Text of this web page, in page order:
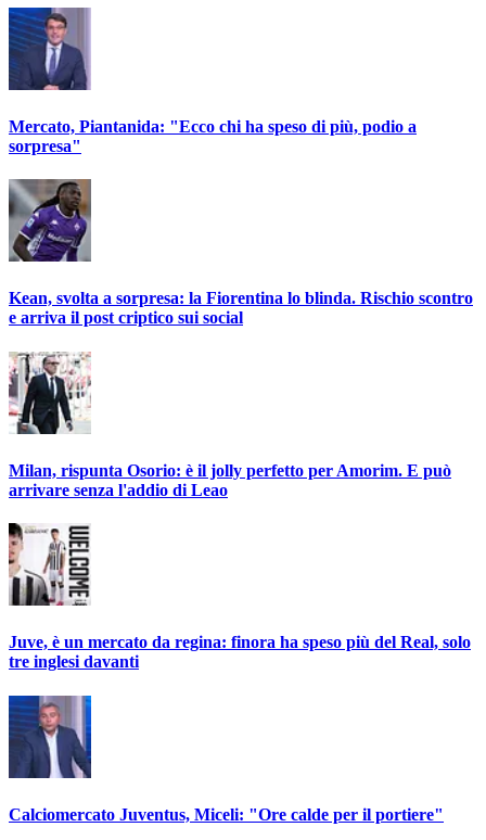
Mercato, Piantanida: "Ecco chi ha speso di più, podio a
sorpresa"
Kean, svolta a sorpresa: la Fiorentina lo blinda. Rischio scontro
e arriva il post criptico sui social
Milan, rispunta Osorio: è il jolly perfetto per Amorim. E può
arrivare senza l'addio di Leao
Juve, è un mercato da regina: finora ha speso più del Real, solo
tre inglesi davanti
Calciomercato Juventus, Miceli: "Ore calde per il portiere"